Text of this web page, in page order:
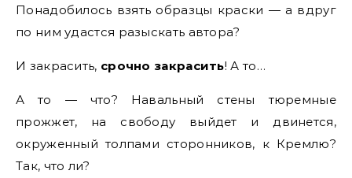
Понадобилось взять образцы краски — а вдруг
по ним удастся разыскать автора?
И закрасить, срочно закрасить! А то…
А то — что? Навальный стены тюремные
прожжет, на свободу выйдет и двинется,
окруженный толпами сторонников, к Кремлю?
Так, что ли?